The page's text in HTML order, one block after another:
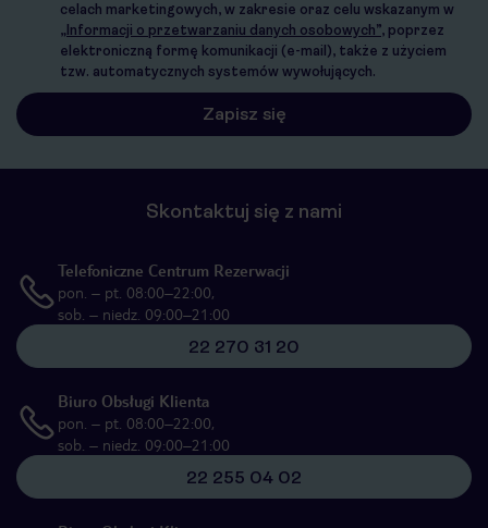
celach marketingowych, w zakresie oraz celu wskazanym w
„Informacji o przetwarzaniu danych osobowych”, poprzez
elektroniczną formę komunikacji (e-mail), także z użyciem
tzw. automatycznych systemów wywołujących.
Skontaktuj się z nami
Telefoniczne Centrum Rezerwacji
pon. – pt. 08:00–22:00,
sob. – niedz. 09:00–21:00
22 270 31 20
Biuro Obsługi Klienta
pon. – pt. 08:00–22:00,
sob. – niedz. 09:00–21:00
22 255 04 02